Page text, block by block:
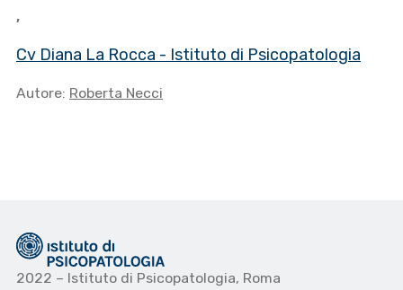
,
Cv Diana La Rocca - Istituto di Psicopatologia
Autore: Roberta Necci
2022 – Istituto di Psicopatologia, Roma